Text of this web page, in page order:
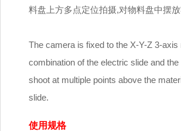
料盘上方多点定位拍摄,对物料盘中摆
The camera is fixed to the X-Y-Z 3-
combination of the electric slide and
shoot at multiple points above the
slide.
使用规格